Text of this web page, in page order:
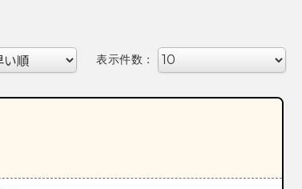
表示件数：